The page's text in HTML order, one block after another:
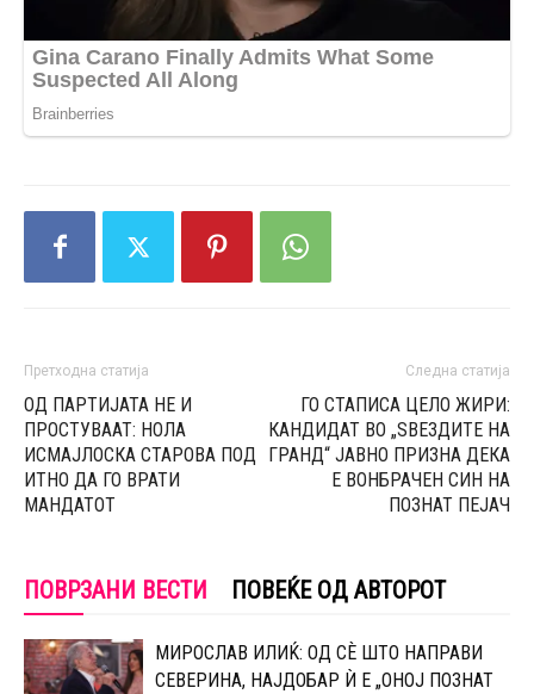
Претходна статија
ОД ПАРТИЈАТА НЕ И
ПРОСТУВААТ: НОЛА
ИСМАЈЛОСКА СТАРОВА ПОД
ИТНО ДА ГО ВРАТИ
МАНДАТОТ
Следна статија
ГО СТАПИСА ЦЕЛО ЖИРИ:
КАНДИДАТ ВО „ЅВЕЗДИТЕ НА
ГРАНД“ ЈАВНО ПРИЗНА ДЕКА
Е ВОНБРАЧЕН СИН НА
ПОЗНАТ ПЕЈАЧ
ПОВРЗАНИ ВЕСТИ ПОВЕЌЕ ОД АВТОРОТ
МИРОСЛАВ ИЛИЌ: ОД СÈ ШТО НАПРАВИ
СЕВЕРИНА, НАЈДОБАР Ѝ Е „ОНОЈ ПОЗНАТ